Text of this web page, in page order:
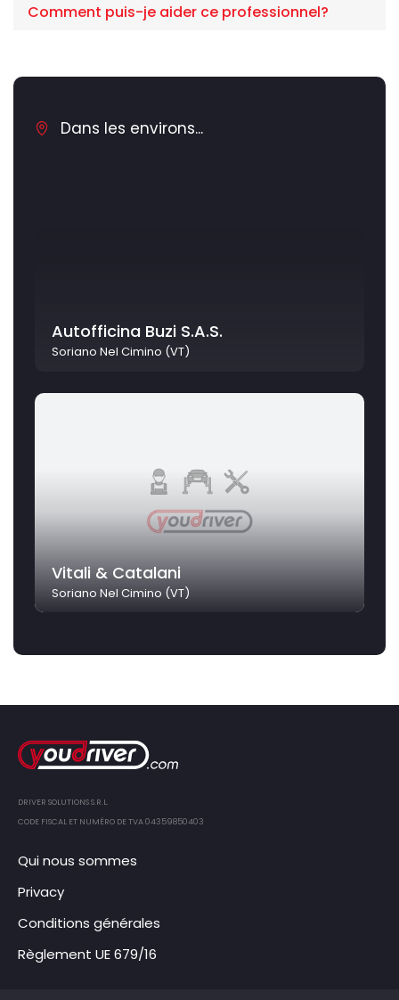
Comment puis-je aider ce professionnel?
Dans les environs...
Autofficina Buzi S.A.S.
Soriano Nel Cimino (VT)
Vitali & Catalani
Soriano Nel Cimino (VT)
DRIVER SOLUTIONS S.R.L.
CODE FISCAL ET NUMÉRO DE TVA 04359850403
Qui nous sommes
Privacy
Conditions générales
Règlement UE 679/16